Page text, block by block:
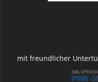
mit freundlicher